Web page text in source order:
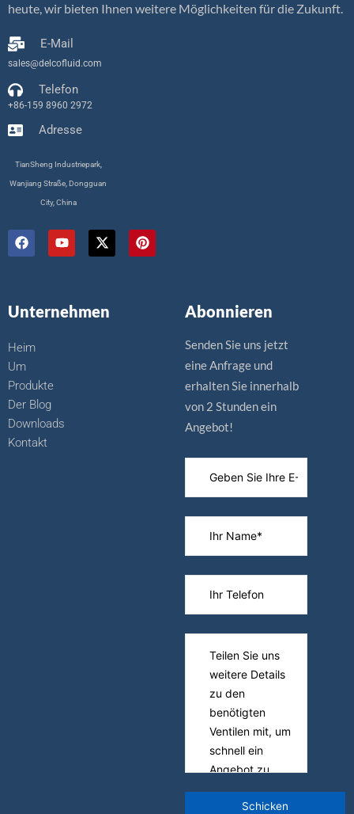
heute, wir bieten Ihnen weitere Möglichkeiten für die Zukunft.
E-Mail
sales@delcofluid.com
Telefon
+86-159 8960 2972
Adresse
TianSheng Industriepark,
Wanjiang Straße, Dongguan
City, China
a
u
f
e
o
o
k
.
Y
o
u
e
X
-
T
t
P
i
n
Unternehmen
Heim
Um
Produkte
Der Blog
Downloads
Kontakt
Abonnieren
Senden Sie uns jetzt
eine Anfrage und
erhalten Sie innerhalb
von 2 Stunden ein
Angebot!